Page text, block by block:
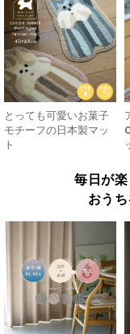
とっても可愛いお菓子
モチーフの日本製マッ
ト
毎日が楽
おう